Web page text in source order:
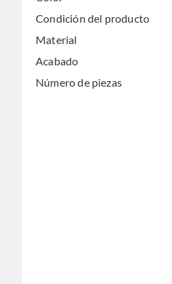
Condición del producto
Material
Acabado
Número de piezas